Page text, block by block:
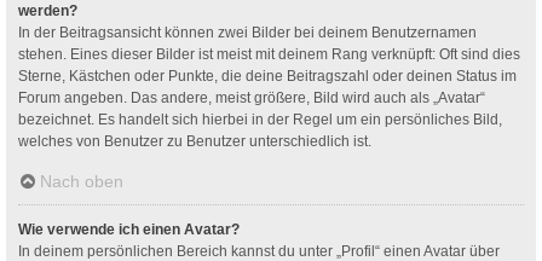
werden?
In der Beitragsansicht können zwei Bilder bei deinem Benutzernamen
stehen. Eines dieser Bilder ist meist mit deinem Rang verknüpft: Oft sind dies
Sterne, Kästchen oder Punkte, die deine Beitragszahl oder deinen Status im
Forum angeben. Das andere, meist größere, Bild wird auch als „Avatar“
bezeichnet. Es handelt sich hierbei in der Regel um ein persönliches Bild,
welches von Benutzer zu Benutzer unterschiedlich ist.
Nach oben
Wie verwende ich einen Avatar?
In deinem persönlichen Bereich kannst du unter „Profil“ einen Avatar über